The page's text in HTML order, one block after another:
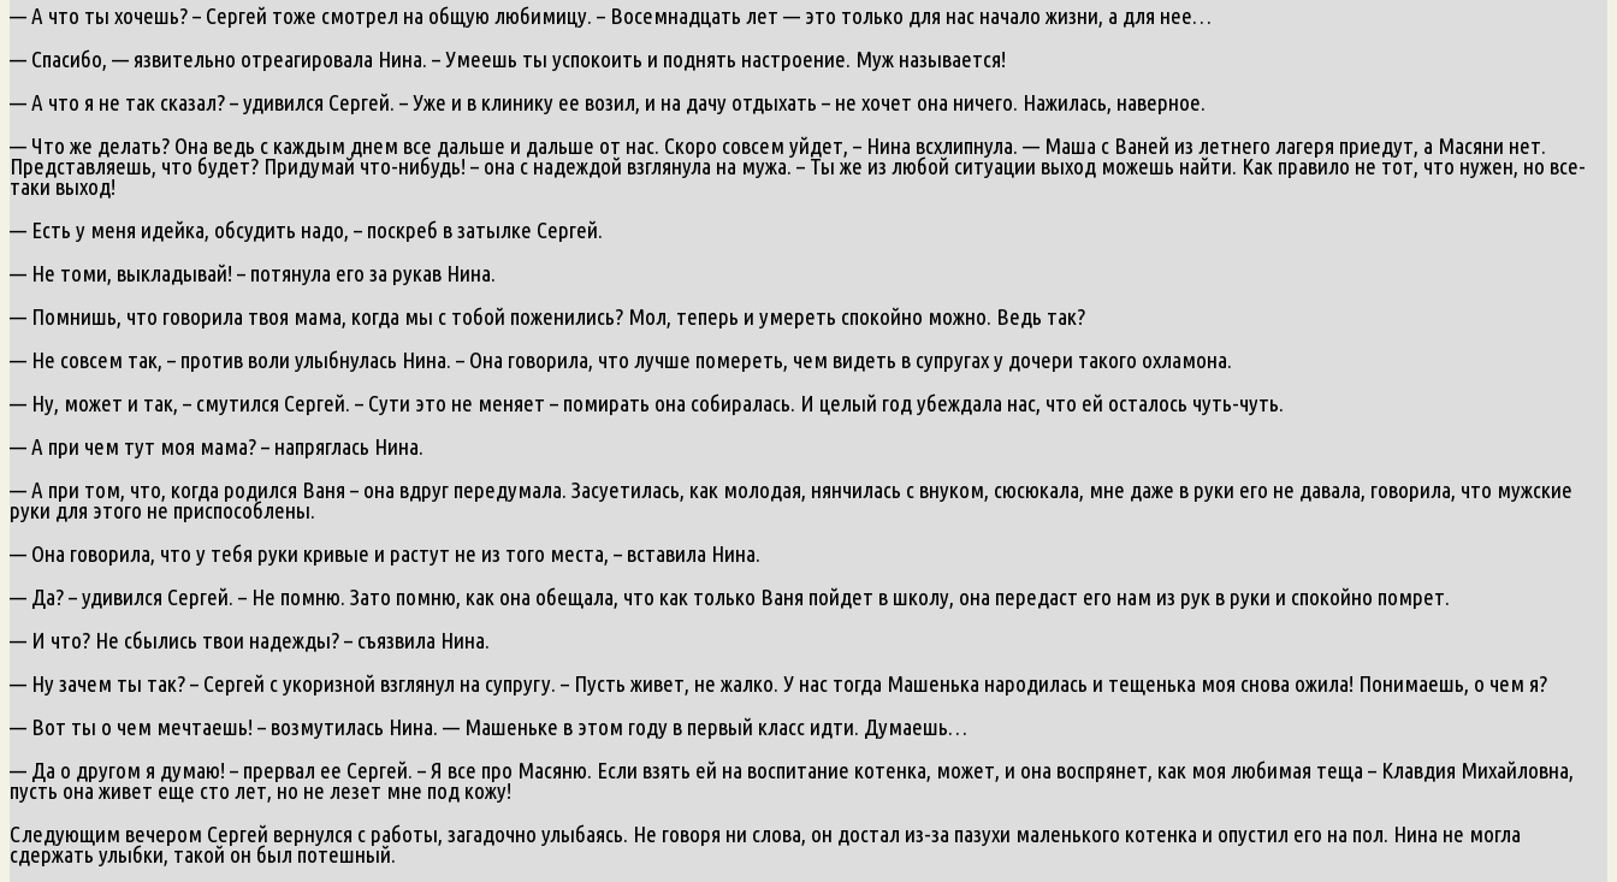
— А что ты хочешь? – Сергей тоже смотрел на общую любимицу. – Восемнадцать лет — это только для нас начало жизни, а для нее…
— Спасибо, — язвительно отреагировала Нина. – Умеешь ты успокоить и поднять настроение. Муж называется!
— А что я не так сказал? – удивился Сергей. – Уже и в клинику ее возил, и на дачу отдыхать – не хочет она ничего. Нажилась, наверное.
— Что же делать? Она ведь с каждым днем все дальше и дальше от нас. Скоро совсем уйдет, – Нина всхлипнула. — Маша с Ваней из летнего лагеря приедут, а Масяни нет.
Представляешь, что будет? Придумай что-нибудь! – она с надеждой взглянула на мужа. – Ты же из любой ситуации выход можешь найти. Как правило не тот, что нужен, но все-
таки выход!
— Есть у меня идейка, обсудить надо, – поскреб в затылке Сергей.
— Не томи, выкладывай! – потянула его за рукав Нина.
— Помнишь, что говорила твоя мама, когда мы с тобой поженились? Мол, теперь и умереть спокойно можно. Ведь так?
— Не совсем так, – против воли улыбнулась Нина. – Она говорила, что лучше помереть, чем видеть в супругах у дочери такого охламона.
— Ну, может и так, – смутился Сергей. – Сути это не меняет – помирать она собиралась. И целый год убеждала нас, что ей осталось чуть-чуть.
— А при чем тут моя мама? – напряглась Нина.
— А при том, что, когда родился Ваня – она вдруг передумала. Засуетилась, как молодая, нянчилась с внуком, сюсюкала, мне даже в руки его не давала, говорила, что мужские
руки для этого не приспособлены.
— Она говорила, что у тебя руки кривые и растут не из того места, – вставила Нина.
— Да? – удивился Сергей. – Не помню. Зато помню, как она обещала, что как только Ваня пойдет в школу, она передаст его нам из рук в руки и спокойно помрет.
— И что? Не сбылись твои надежды? – съязвила Нина.
— Ну зачем ты так? – Сергей с укоризной взглянул на супругу. – Пусть живет, не жалко. У нас тогда Машенька народилась и тещенька моя снова ожила! Понимаешь, о чем я?
— Вот ты о чем мечтаешь! – возмутилась Нина. — Машеньке в этом году в первый класс идти. Думаешь…
— Да о другом я думаю! – прервал ее Сергей. – Я все про Масяню. Если взять ей на воспитание котенка, может, и она воспрянет, как моя любимая теща – Клавдия Михайловна,
пусть она живет еще сто лет, но не лезет мне под кожу!
Следующим вечером Сергей вернулся с работы, загадочно улыбаясь. Не говоря ни слова, он достал из-за пазухи маленького котенка и опустил его на пол. Нина не могла
сдержать улыбки, такой он был потешный.